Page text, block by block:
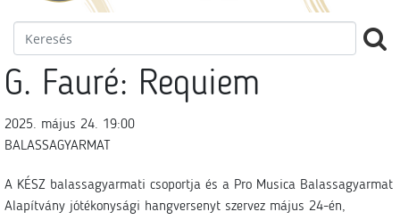
G. Fauré: Requiem
2025. május 24. 19:00
BALASSAGYARMAT
A KÉSZ balassagyarmati csoportja és a Pro Musica Balassagyarmat
Alapítvány jótékonysági hangversenyt szervez május 24-én,